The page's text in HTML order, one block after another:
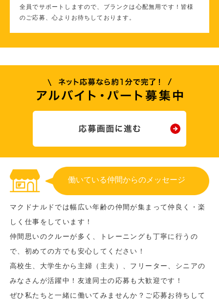
全員でサポートしますので、ブランクは心配無用です！皆様
のご応募、心よりお待ちしております。
働いている仲間からのメッセージ
マクドナルドでは幅広い年齢の仲間が集まって仲良く・楽
しく仕事をしています！
仲間思いのクルーが多く、トレーニングも丁寧に行うの
で、初めての方でも安心してください！
高校生、大学生から主婦（主夫）、フリーター、シニアの
みなさんが活躍中！友達同士の応募も大歓迎です！
ぜひ私たちと一緒に働いてみませんか？ご応募お待ちして